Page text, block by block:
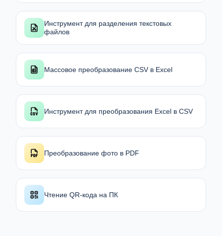
Инструмент для разделения текстовых
файлов
Массовое преобразование CSV в Excel
Инструмент для преобразования Excel в CSV
Преобразование фото в PDF
Чтение QR-кода на ПК